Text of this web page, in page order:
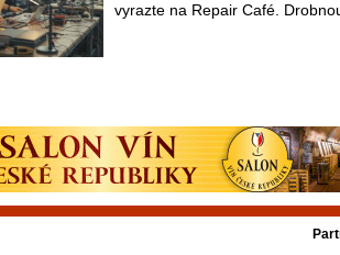
vyrazte na Repair Café.